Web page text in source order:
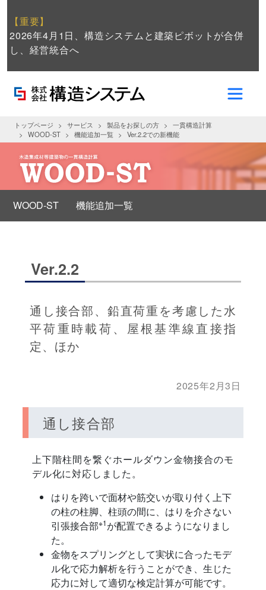
【重要】
2026年4月1日、構造システムと建築ピボットが合併
し、経営統合へ
トップページ サービス 製品をお探しの方
一貫構造計算
WOOD-ST
機能追加一覧 Ver.2.2での新機能
WOOD-ST 機能追加一覧
Ver.2.2
通し接合部、鉛直荷重を考慮した水
平荷重時載荷、屋根基準線直接指
定、ほか
2025年2月3日
通し接合部
上下階柱間を繋ぐホールダウン金物接合のモ
デル化に対応しました。
はりを跨いで面材や筋交いが取り付く上下
の柱の柱脚、柱頭の間に、はりを介さない
引張接合部※1が配置できるようになりまし
た。
金物をスプリングとして実状に合ったモデ
ル化で応力解析を行うことができ、生じた
応力に対して適切な検定計算が可能です。